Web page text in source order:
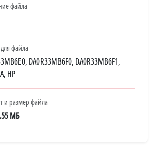
файла
файла
DA0R33MB6F0, DA0R33MB6F1,
HP
и размер файла
МБ